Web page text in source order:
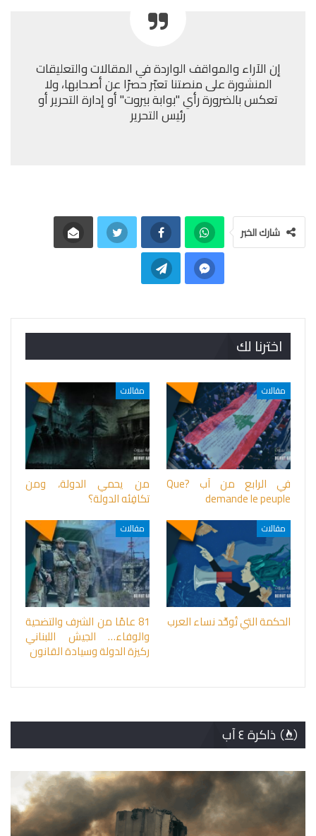
إن الآراء والمواقف الواردة في المقالات والتعليقات
المنشورة على منصتنا تعبّر حصرًا عن أصحابها، ولا
تعكس بالضرورة رأي "بوابة بيروت" أو إدارة التحرير أو
رئيس التحرير
شارك الخبر
اخترنا لك
مقالات
في الرابع من آب ?Que
demande le peuple
مقالات
من يحمي الدولة، ومن
تكافِئه الدولة؟
مقالات
الحكمة التي تُوحِّد نساء العرب
مقالات
81 عامًا من الشرف والتضحية
والوفاء… الجيش اللبناني
ركيزة الدولة وسيادة القانون
ذاكرة ٤ آب